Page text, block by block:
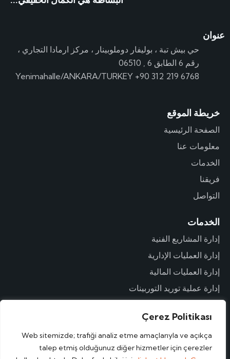
Çerez Politikası
Web sitemizde; trafiği analiz etme amaçlarıyla ve açıkça
talep etmiş olduğunuz diğer hizmetler için çerezler
عنوان
حي بيش تبة ، بوليفار دوملوبينار ، مركز ارمادا التجاري ،
رقم 6 الطابق 6 , 06510
Yenimahalle/ANKARA/TURKEY +90 312 219 6768
خريطة الموقع
الصفحة الرئيسية
معلومات عنا
الخدمات
فريقنا
التواصل
الخدمات
إدارة المشاريع الفنية
إدارة العمليات الإدارية
إدارة العمليات المالية
إدارة عملية توريد التوربينات
استشارات شراء/بيع المشاريع
تجارة الطاقة